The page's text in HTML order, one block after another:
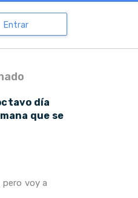
Entrar
día
que se
voy a